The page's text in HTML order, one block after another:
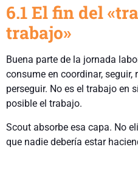
6.1 El fin del
trabajo»
Buena parte de la jornada
consume en coordinar, seguir,
perseguir. No es el trabajo en
posible el trabajo.
Scout absorbe esa capa. No
que nadie debería estar